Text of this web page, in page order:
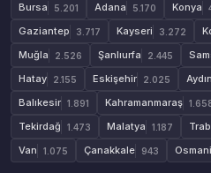
Bursa 5.201 Adana 5.170 Konya
Gaziantep 3.717 Kayseri 3.272
Muğla 2.526 Şanlıurfa 2.445
Hatay 2.155 Eskişehir 2.025 Aydın
Balıkesir 1.891 Kahramanmaraş
Tekirdağ 1.473 Malatya 1.187
Van 1.075 Çanakkale 943